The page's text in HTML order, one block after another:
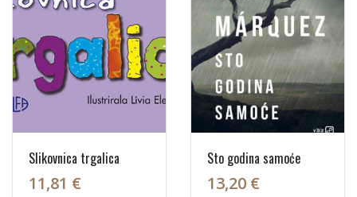
Slikovnica trgalica
11,81 €
Sto godina samoće
13,20 €